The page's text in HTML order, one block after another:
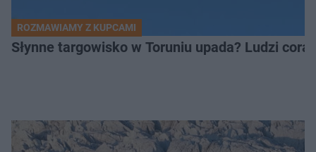
ROZMAWIAMY Z KUPCAMI
Słynne targowisko w Toruniu upada? Ludzi